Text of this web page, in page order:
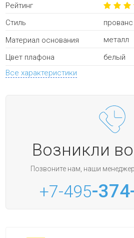
Рейтинг
Стиль
прованс
Материал основания
металл
Цвет плафона
белый
Все характеристики
Возникли
Позвоните нам, наши
+7-495-